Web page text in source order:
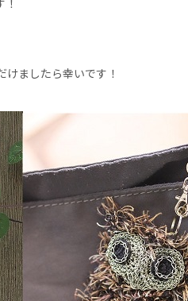
ましたら幸いです！